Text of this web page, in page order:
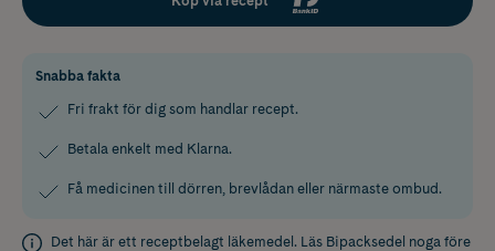
Snabba fakta
Fri frakt för dig som handlar recept.
Betala enkelt med Klarna.
Få medicinen till dörren, brevlådan eller närmaste ombud.
Det här är ett receptbelagt läkemedel. Läs Bipacksedel noga före